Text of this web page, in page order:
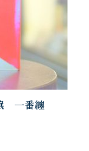
醸 一番纏